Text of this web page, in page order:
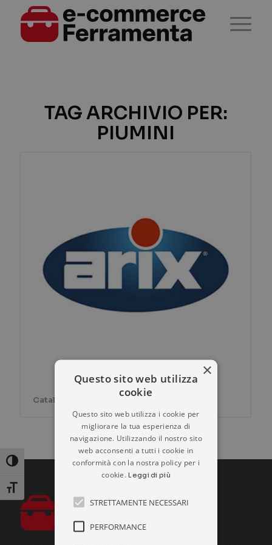
Attiva/disattiva alto contrasto
Attiva/disattiva dimensione testo
TAG ARCHIVIO PER:
PIUMINI
Catalogo prodotti ARIX
×
Questo sito web utilizza
cookie
Questo sito web utilizza i cookie per
migliorare la tua esperienza di
navigazione. Utilizzando il nostro sito
web acconsenti a tutti i cookie in
conformità con la nostra policy per i
cookie.Leggi di più
STRETTAMENTE NECESSARI
PERFORMANCE